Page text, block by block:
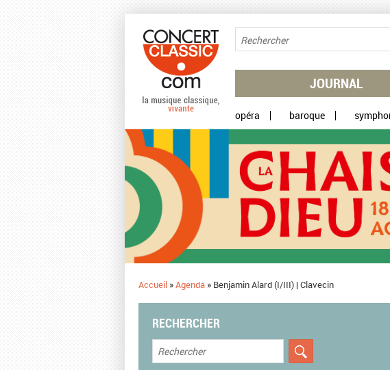
JOURNAL
opéra baroque
Accueil »Agenda » Benjamin Alard (I/III) | Clavecin
RECHERCHER